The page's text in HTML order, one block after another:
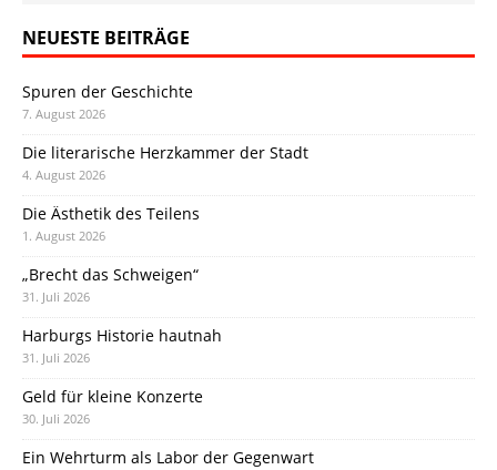
NEUESTE BEITRÄGE
Spuren der Geschichte
7. August 2026
Die literarische Herzkammer der Stadt
4. August 2026
Die Ästhetik des Teilens
1. August 2026
„Brecht das Schweigen“
31. Juli 2026
Harburgs Historie hautnah
31. Juli 2026
Geld für kleine Konzerte
30. Juli 2026
Ein Wehrturm als Labor der Gegenwart